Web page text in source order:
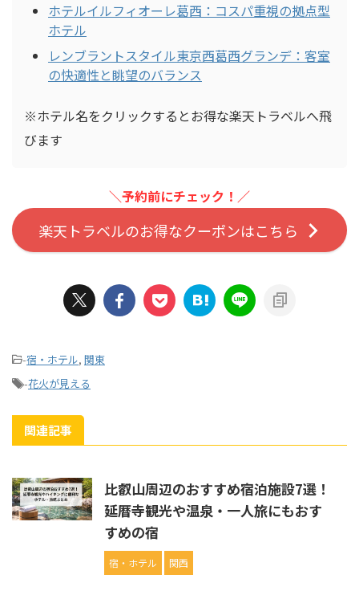
ホテルイルフィオーレ葛西：コスパ重視の拠点型
ホテル
レンブラントスタイル東京西葛西グランデ：客室
の快適性と眺望のバランス
※ホテル名をクリックするとお得な楽天トラベルへ飛
びます
＼予約前にチェック！／
楽天トラベルのお得なクーポンはこちら
-宿・ホテル, 関東
-花火が見える
関連記事
比叡山周辺のおすすめ宿泊施設7選！
延暦寺観光や温泉・一人旅にもおす
すめの宿
宿・ホテル 関西